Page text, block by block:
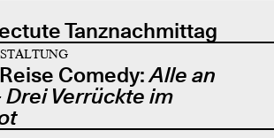
Tanznachmittag
Comedy:Alle an
Drei Verrückte im